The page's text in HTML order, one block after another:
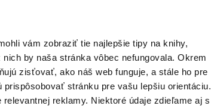
vám zobraziť tie najlepšie tipy na knihy,
by naša stránka vôbec nefungovala. Okrem
zisťovať, ako náš web funguje, a stále ho pre
stránku pre vašu lepšiu orientáciu.
reklamy. Niektoré údaje zdieľame aj s